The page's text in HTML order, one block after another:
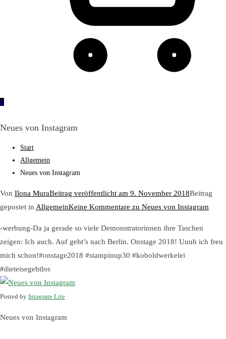
0
Neues von Instagram
Start
Allgemein
Neues von Instagram
Von Ilona MuraBeitrag veröffentlicht am 9. November 2018Beitrag
gepostet in AllgemeinKeine Kommentare zu Neues von Instagram
-werbung-Da ja gerade so viele Demonstratorinnen ihre Taschen
zeigen: Ich auch. Auf geht’s nach Berlin. Onstage 2018! Uuuh ich freu
mich schon!#onstage2018 #stampinup30 #koboldwerkelei
#dieteisegehtlos
Posted by Intagrate Lite
Neues von Instagram